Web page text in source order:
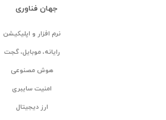
جهان فناوری
نرم افزار و اپلیکیشن
رایانه، موبایل، گجت
هوش مصنوعی
امنیت سایبری
ارز دیجیتال